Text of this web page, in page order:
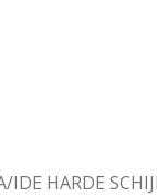
IDE HARDE